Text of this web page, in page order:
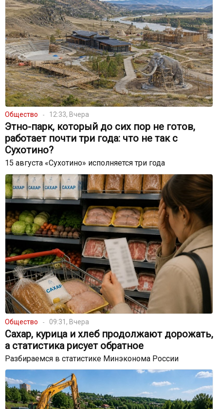
Общество 12:33, Вчера
Этно-парк, который до сих пор не готов,
работает почти три года: что не так с
Сухотино?
15 августа «Сухотино» исполняется три года
Общество 09:31, Вчера
Сахар, курица и хлеб продолжают дорожать,
а статистика рисует обратное
Разбираемся в статистике Минэконома России